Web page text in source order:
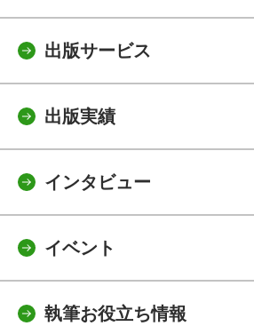
出版サービス
出版実績
インタビュー
イベント
執筆お役立ち情報